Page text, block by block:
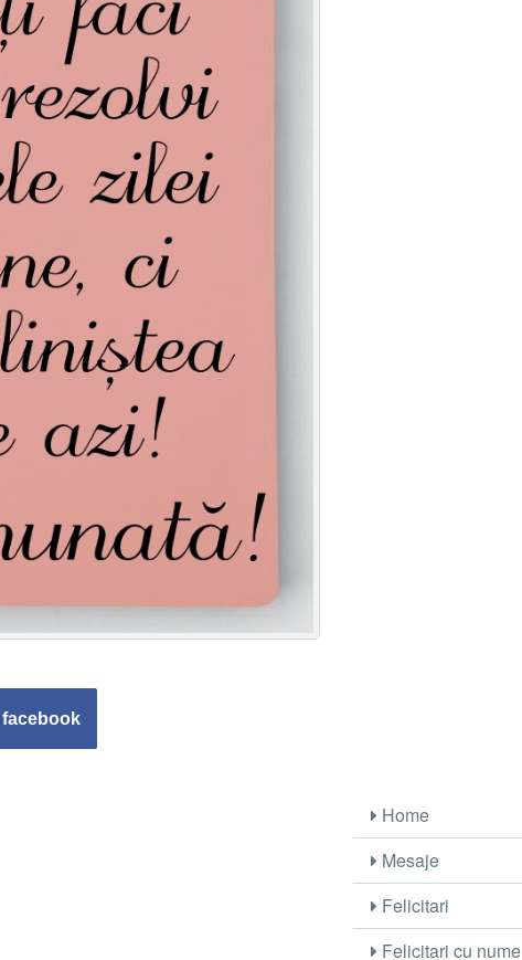
facebook
Home
Mesaje
Felicitari
Felicitari cu nume